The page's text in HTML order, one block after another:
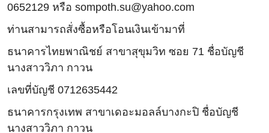
0652129 หรือ sompoth.su@yahoo.com
ท่านสามารถสั่งซื้อหรือโอนเงินเข้ามาที่
ธนาคารไทยพาณิชย์ สาขาสุขุมวิท ซอย 71 ชื่อบัญชี
นางสาววิภา กาวน
เลขที่บัญชี 0712635442
ธนาคารกรุงเทพ สาขาเดอะมอลล์บางกะปิ ชื่อบัญชี
นางสาววิภา กาวน